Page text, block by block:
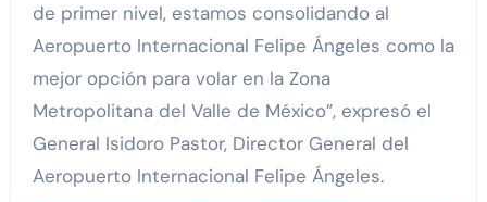
de primer nivel, estamos consolidando al
Aeropuerto Internacional Felipe Ángeles como la
mejor opción para volar en la Zona
Metropolitana del Valle de México”, expresó el
General Isidoro Pastor, Director General del
Aeropuerto Internacional Felipe Ángeles.